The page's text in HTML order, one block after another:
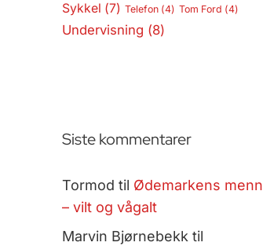
Sykkel (7) Telefon(4) Tom Ford (4)
Undervisning (8)
Siste kommentarer
Tormod til Ødemarkens menn
– vilt og vågalt
Marvin Bjørnebekk til